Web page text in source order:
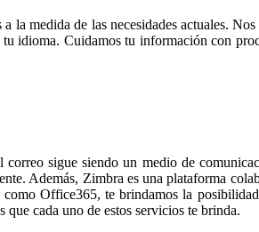
la medida de las necesidades actuales.
idioma. Cuidamos tu información con
correo sigue siendo un medio de
Además, Zimbra es una plataforma
Office365, te brindamos la
que cada uno de estos servicios te brinda.